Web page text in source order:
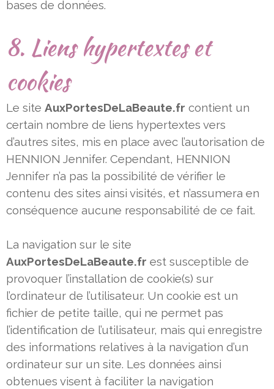
bases de données.
8. Liens hypertextes et
cookies
Le site AuxPortesDeLaBeaute.fr contient un
certain nombre de liens hypertextes vers
d’autres sites, mis en place avec l’autorisation de
HENNION Jennifer. Cependant, HENNION
Jennifer n’a pas la possibilité de vérifier le
contenu des sites ainsi visités, et n’assumera en
conséquence aucune responsabilité de ce fait.
La navigation sur le site
AuxPortesDeLaBeaute.fr est susceptible de
provoquer l’installation de cookie(s) sur
l’ordinateur de l’utilisateur. Un cookie est un
fichier de petite taille, qui ne permet pas
l’identification de l’utilisateur, mais qui enregistre
des informations relatives à la navigation d’un
ordinateur sur un site. Les données ainsi
obtenues visent à faciliter la navigation